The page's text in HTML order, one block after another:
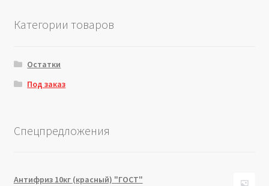
Категории товаров
Остатки
Под заказ
Спецпредложения
Антифриз 10кг (красный) "ГОСТ"